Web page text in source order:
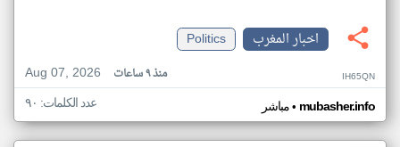
اخبار المغرب
Politics
Aug 07, 2026
منذ ٩ ساعات IH65QN
مباشر• mubasher.info عدد الكلمات: ٩٠